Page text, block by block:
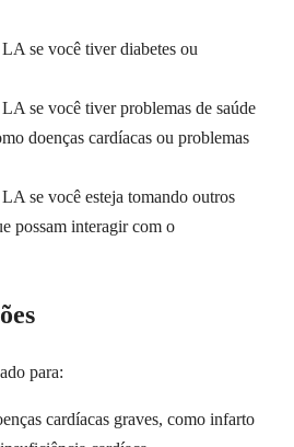
se você tiver diabetes ou
se você tiver problemas de saúde
doenças cardíacas ou problemas
se você esteja tomando outros
possam interagir com o
para:
cardíacas graves, como infarto